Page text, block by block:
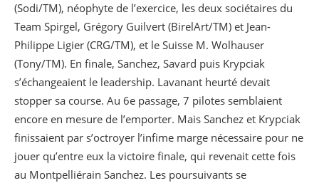
(Sodi/TM), néophyte de l’exercice, les deux sociétaires du
Team Spirgel, Grégory Guilvert (BirelArt/TM) et Jean-
Philippe Ligier (CRG/TM), et le Suisse M. Wolhauser
(Tony/TM). En finale, Sanchez, Savard puis Krypciak
s’échangeaient le leadership. Lavanant heurté devait
stopper sa course. Au 6e passage, 7 pilotes semblaient
encore en mesure de l’emporter. Mais Sanchez et Krypciak
finissaient par s’octroyer l’infime marge nécessaire pour ne
jouer qu’entre eux la victoire finale, qui revenait cette fois
au Montpelliérain Sanchez. Les poursuivants se